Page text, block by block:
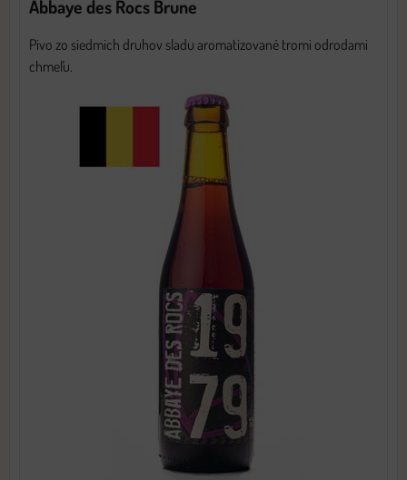
Abbaye des Rocs Brune
Pivo zo siedmich druhov sladu aromatizované tromi odrodami
chmeľu.